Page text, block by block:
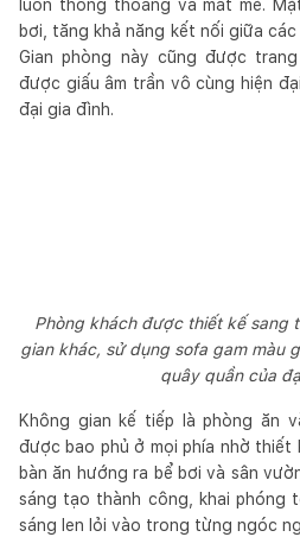
luôn thông thoáng và mát mẻ.
bơi, tăng khả năng kết nối giữa
Gian phòng này cũng được
được giấu âm trần vô cùng hiện
đại gia đình.
Phòng khách được thiết kế sang
gian khác, sử dụng sofa gam màu
quây quần của
Không gian kế tiếp là phòng ăn
được bao phủ ở mọi phía nhờ thiết
bàn ăn hướng ra bể bơi và sân
sáng tạo thành công, khai phóng
sáng len lỏi vào trong từng ngóc